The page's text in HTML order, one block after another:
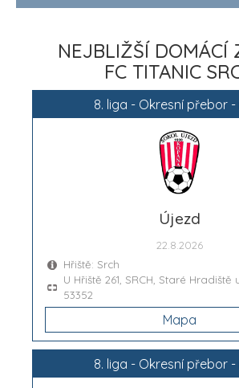
NEJBLIŽŠÍ DOMÁCÍ
FC TITANIC
8. liga - Okresní přebor -
Újezd
22.8.2026
Hřiště: Srch
U Hřiště 261, SRCH, Staré Hradiště
53352
Mapa
8. liga - Okresní přebor -